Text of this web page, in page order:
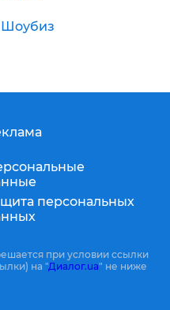
Шоубиз
персональных
при условии ссылки
на "Диалог.ua" не ниже